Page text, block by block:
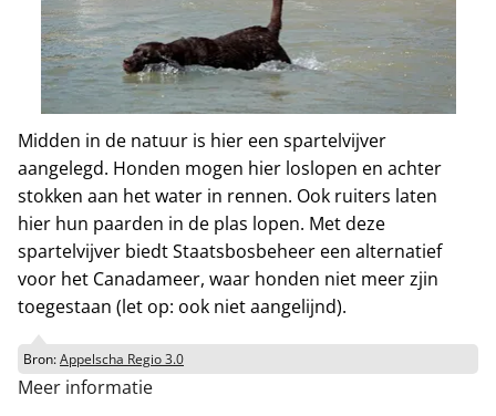
Midden in de natuur is hier een spartelvijver
aangelegd. Honden mogen hier loslopen en achter
stokken aan het water in rennen. Ook ruiters laten
hier hun paarden in de plas lopen. Met deze
spartelvijver biedt Staatsbosbeheer een alternatief
voor het Canadameer, waar honden niet meer zjin
toegestaan (let op: ook niet aangelijnd).
Bron:Appelscha Regio 3.0
Meer informatie